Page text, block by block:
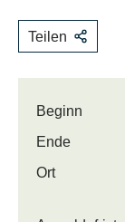
Teilen
Beginn
Ende
Ort